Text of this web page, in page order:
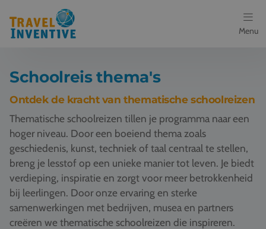
Menu
Bestemmingen
Schoolreis thema's
Voor docenten
Over ons
Een offerte aanvragen
Referenties
Schoolreis thema's
Ontdek de kracht van thematische schoolreizen
Thematische schoolreizen tillen je programma naar een
hoger niveau. Door een boeiend thema zoals
geschiedenis, kunst, techniek of taal centraal te stellen,
breng je lesstof op een unieke manier tot leven. Je biedt
verdieping, inspiratie en zorgt voor meer betrokkenheid
bij leerlingen. Door onze ervaring en sterke
samenwerkingen met bedrijven, musea en partners
creëren we thematische schoolreizen die inspireren.